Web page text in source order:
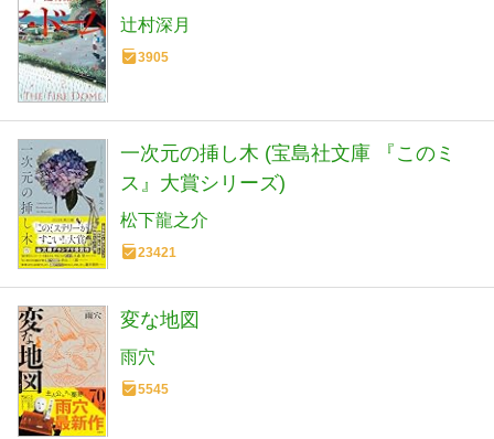
辻村深月
3905
一次元の挿し木 (宝島社文庫 『このミ
ス』大賞シリーズ)
松下龍之介
23421
変な地図
雨穴
5545